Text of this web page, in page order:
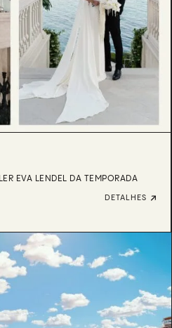
EVA LENDEL DA TEMPORADA
DETALHES